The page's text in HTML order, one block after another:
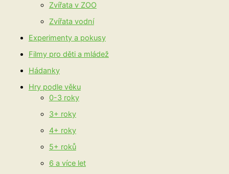
Zvířata v ZOO
Zvířata vodní
Experimenty a pokusy
Filmy pro děti a mládež
Hádanky
Hry podle věku
0-3 roky
3+ roky
4+ roky
5+ roků
6 a více let